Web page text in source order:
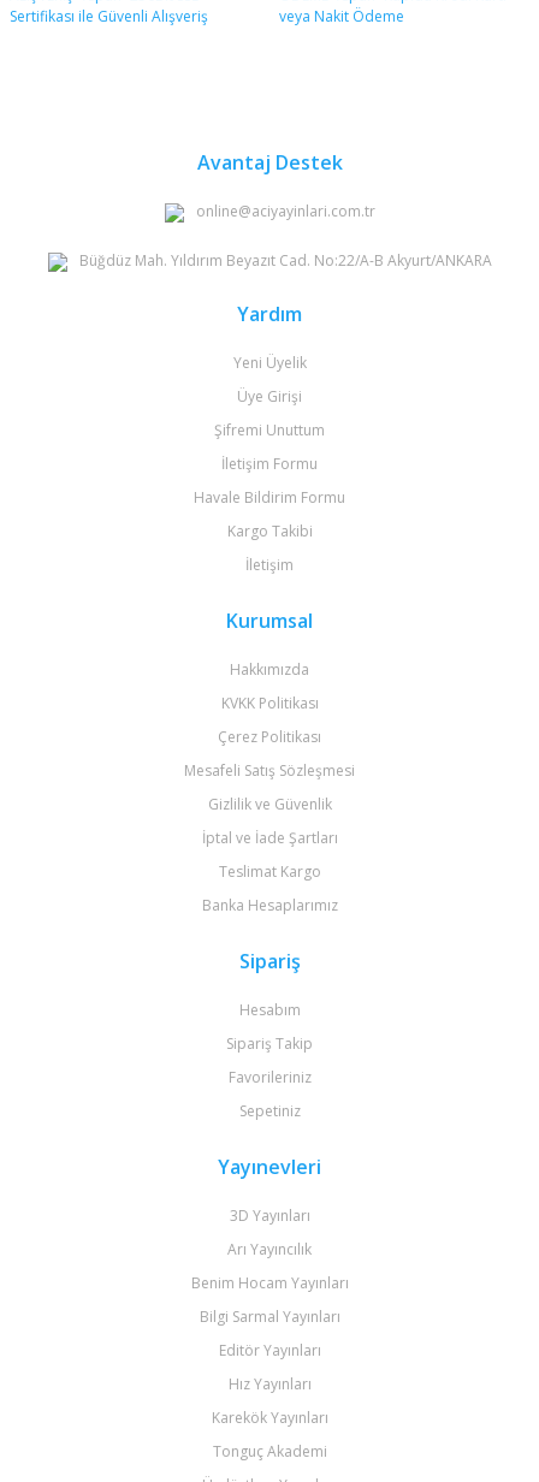
Ürün açıklamasında eksik bilgiler bulunuyor.
Avantaj Destek
online@aciyayinlari.com.tr
Büğdüz Mah. Yıldırım Beyazıt Cad. No:22/A-B Akyurt/ANKARA
Yardım
Yeni Üyelik
Üye Girişi
Şifremi Unuttum
İletişim Formu
Havale Bildirim Formu
Kargo Takibi
İletişim
Kurumsal
Hakkımızda
KVKK Politikası
Çerez Politikası
Mesafeli Satış Sözleşmesi
Gizlilik ve Güvenlik
İptal ve İade Şartları
Teslimat Kargo
Banka Hesaplarımız
Sipariş
Hesabım
Sipariş Takip
Favorileriniz
Sepetiniz
Yayınevleri
3D Yayınları
Arı Yayıncılık
Benim Hocam Yayınları
Bilgi Sarmal Yayınları
Editör Yayınları
Hız Yayınları
Karekök Yayınları
Tonguç Akademi